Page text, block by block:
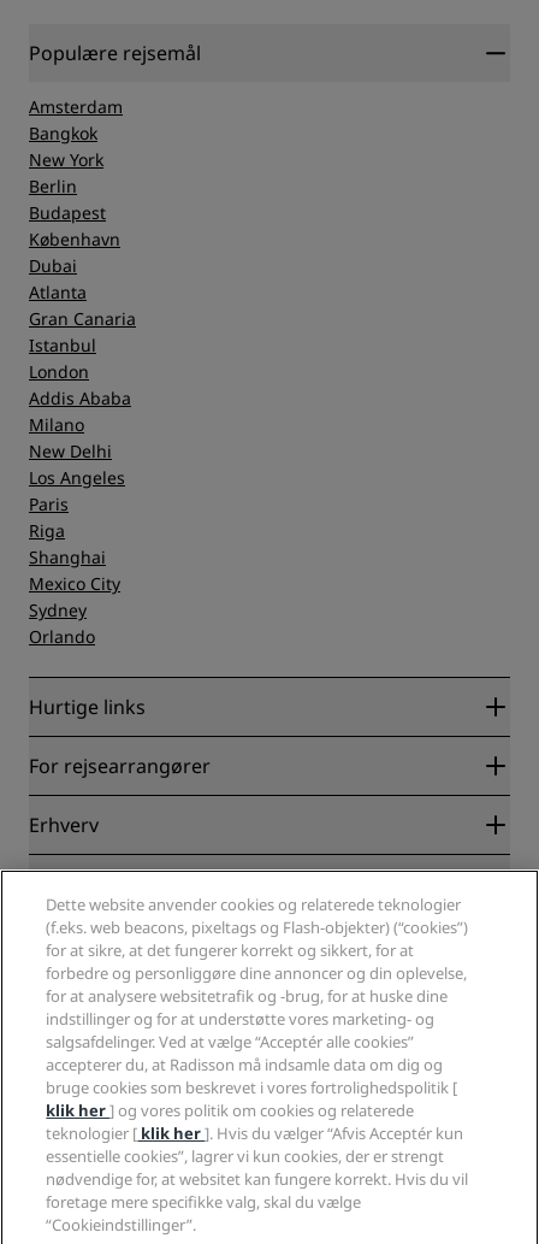
Populære rejsemål
Amsterdam
Bangkok
New York
Berlin
Budapest
København
Dubai
Atlanta
Gran Canaria
Istanbul
London
Addis Ababa
Milano
New Delhi
Los Angeles
Paris
Riga
Shanghai
Mexico City
Sydney
Orlando
Hurtige links
Radisson Rewards
Blog
Destinationer
Nye og kommende hoteller
Radisson Hotels-APP
Sports Approved-hoteller
Familievenlige hoteller
Sundhed og sikkerhed
For rejsearrangører
Partnere
Erhverv
Radisson Hotel Group
Medier
Karriere i RHG
Karriere i PPHE
Karrierer EHL
The Club by RHG
Udviklingsmuligheder
Ansvarlig virksomhed
Indkøb
Fortrolighedscenter
Juridiske oplysninger
Radisson Rewards vilkår og betingelser
Aftale vedrørende brug af hjemmesiden
Digital tilgængelighed
Erklæring om moderne slaveri
Hjælp
Advarsler til forbrugere
Kontakt
Ofte stillede spørgsmål
Sitemap
Sociale medier
Radisson Hotels-brands
Dette website anvender cookies og relaterede teknologier
(f.eks. web beacons, pixeltags og Flash-objekter) (“cookies”)
for at sikre, at det fungerer korrekt og sikkert, for at
forbedre og personliggøre dine annoncer og din oplevelse,
for at analysere websitetrafik og -brug, for at huske dine
indstillinger og for at understøtte vores marketing- og
salgsafdelinger. Ved at vælge “Acceptér alle cookies”
accepterer du, at Radisson må indsamle data om dig og
bruge cookies som beskrevet i vores fortrolighedspolitik [
klik her] og vores politik om cookies og relaterede
teknologier [ klik her]. Hvis du vælger “Afvis Acceptér kun
essentielle cookies”, lagrer vi kun cookies, der er strengt
nødvendige for, at websitet kan fungere korrekt. Hvis du vil
foretage mere specifikke valg, skal du vælge
“Cookieindstillinger”.